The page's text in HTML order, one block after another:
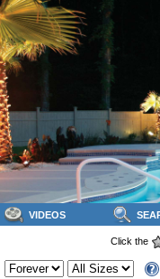
Click the
VIDEOS